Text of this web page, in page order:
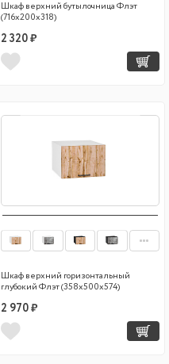
Шкаф верхний бутылочница Флэт
(716х200х318)
2 320 ₽
Шкаф верхний горизонтальный
глубокий Флэт (358х500х574)
2 970 ₽